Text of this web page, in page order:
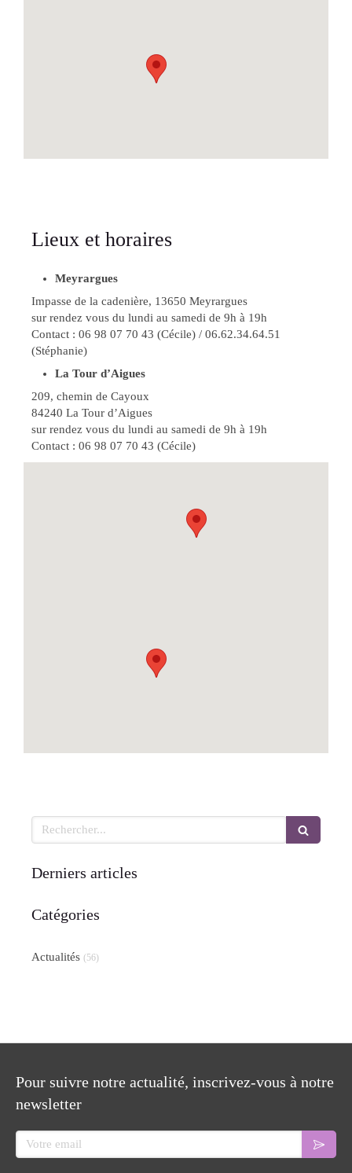
Lieux et horaires
Meyrargues
Impasse de la cadenière, 13650 Meyrargues
sur rendez vous du lundi au samedi de 9h à 19h
Contact : 06 98 07 70 43 (Cécile) / 06.62.34.64.51
(Stéphanie)
La Tour d’Aigues
209, chemin de Cayoux
84240 La Tour d’Aigues
sur rendez vous du lundi au samedi de 9h à 19h
Contact : 06 98 07 70 43 (Cécile)
Rechercher
Derniers articles
Catégories
Actualités (56)
Pour suivre notre actualité, inscrivez-vous à notre
newsletter
Votre email